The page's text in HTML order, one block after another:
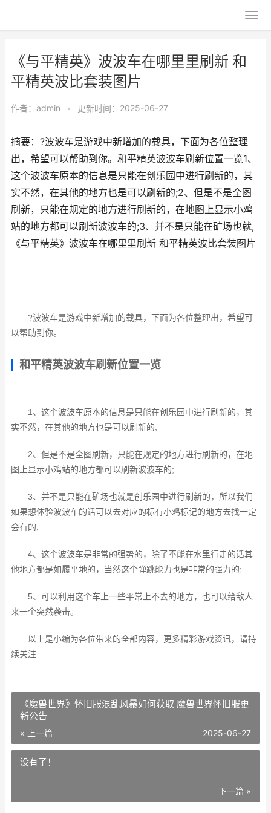
《与平精英》波波车在哪里里刷新 和
平精英波比套装图片
作者： admin • 更新时间：2025-06-27
摘要：?波波车是游戏中新增加的载具，下面为各位整理
出，希望可以帮助到你。和平精英波波车刷新位置一览1、
这个波波车原本的信息是只能在创乐园中进行刷新的，其
实不然，在其他的地方也是可以刷新的;2、但是不是全图
刷新，只能在规定的地方进行刷新的，在地图上显示小鸡
站的地方都可以刷新波波车的;3、并不是只能在矿场也就,
《与平精英》波波车在哪里里刷新 和平精英波比套装图片
?波波车是游戏中新增加的载具，下面为各位整理出，希望可
以帮助到你。
和平精英波波车刷新位置一览
1、这个波波车原本的信息是只能在创乐园中进行刷新的，其
实不然，在其他的地方也是可以刷新的;
2、但是不是全图刷新，只能在规定的地方进行刷新的，在地
图上显示小鸡站的地方都可以刷新波波车的;
3、并不是只能在矿场也就是创乐园中进行刷新的，所以我们
如果想体验波波车的话可以去对应的标有小鸡标记的地方去找一定
会有的;
4、这个波波车是非常的强势的，除了不能在水里行走的话其
他地方都是如履平地的，当然这个弹跳能力也是非常的强力的;
5、可以利用这个车上一些平常上不去的地方，也可以给敌人
来一个突然袭击。
以上是小编为各位带来的全部内容，更多精彩游戏资讯，请持
续关注
《魔兽世界》怀旧服混乱风暴如何获取 魔兽世界怀旧服更
新公告
« 上一篇 2025-06-27
没有了！
下一篇 »